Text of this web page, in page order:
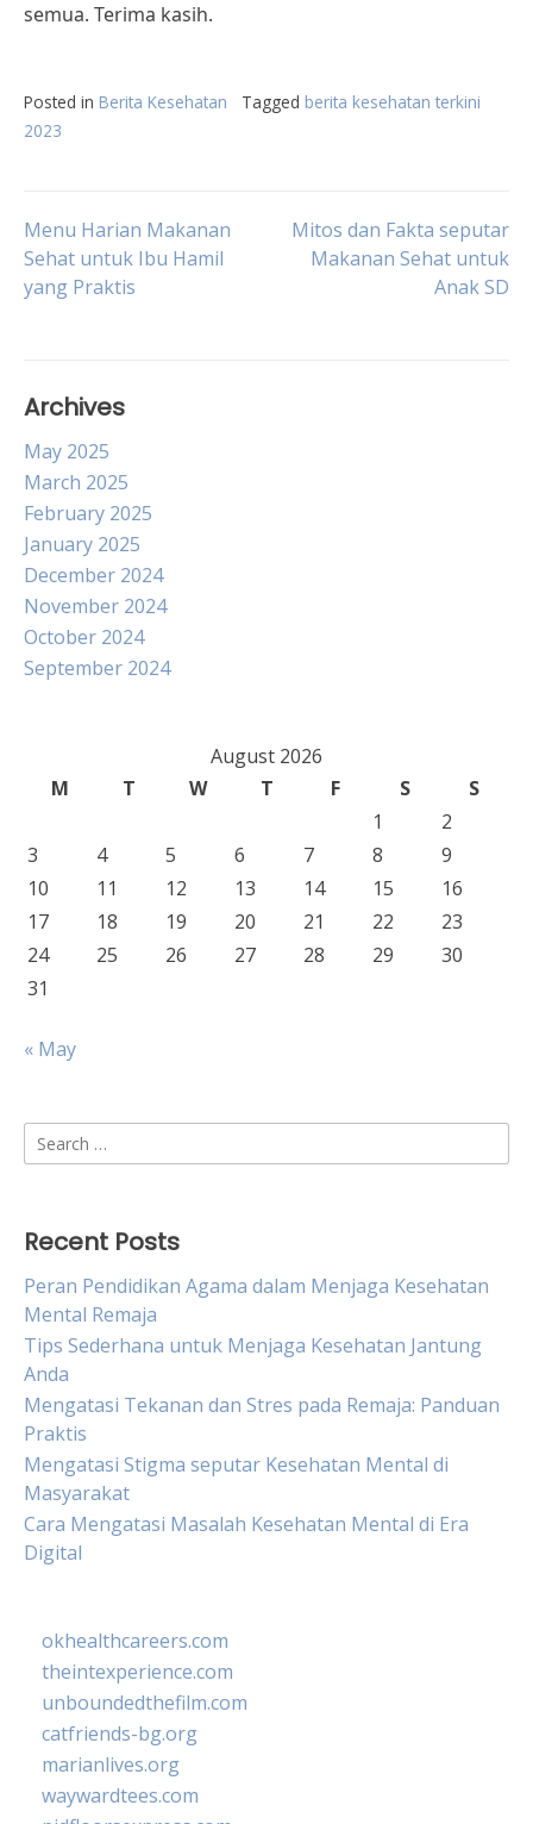
semua. Terima kasih.
Posted in Berita Kesehatan Tagged berita kesehatan terkini
2023
Post
navigation
Menu Harian Makanan
Sehat untuk Ibu Hamil
yang Praktis
Mitos dan Fakta seputar
Makanan Sehat untuk
Anak SD
Archives
May 2025
March 2025
February 2025
January 2025
December 2024
November 2024
October 2024
September 2024
August 2026
M
T W T F S
S
1
2
3
4 5 6 7 8
9
10
11 12 13 14 15
16
17
18 19 20 21 22
23
24
25 26 27 28 29
30
31
« May
Search
for:
Recent Posts
Peran Pendidikan Agama dalam Menjaga Kesehatan
Mental Remaja
Tips Sederhana untuk Menjaga Kesehatan Jantung
Anda
Mengatasi Tekanan dan Stres pada Remaja: Panduan
Praktis
Mengatasi Stigma seputar Kesehatan Mental di
Masyarakat
Cara Mengatasi Masalah Kesehatan Mental di Era
Digital
okhealthcareers.com
theintexperience.com
unboundedthefilm.com
catfriends-bg.org
marianlives.org
waywardtees.com